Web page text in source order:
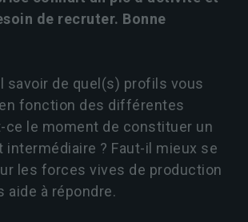
de recruter. Bonne
savoir de quel(s) profils vous
fonction des différentes
ce le moment de constituer un
intermédiaire ? Faut-il mieux se
les forces vives de production
aide à répondre.